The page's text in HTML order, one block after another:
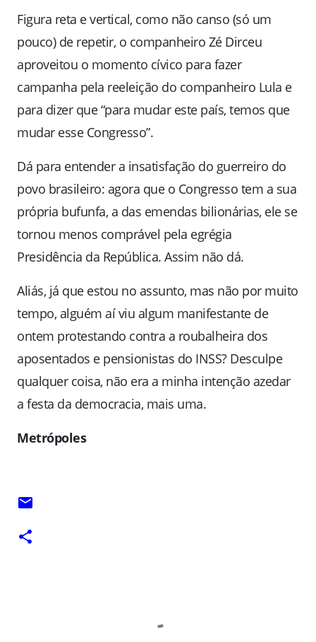
Figura reta e vertical, como não canso (só um
pouco) de repetir, o companheiro Zé Dirceu
aproveitou o momento cívico para fazer
campanha pela reeleição do companheiro Lula e
para dizer que “para mudar este país, temos que
mudar esse Congresso”.
Dá para entender a insatisfação do guerreiro do
povo brasileiro: agora que o Congresso tem a sua
própria bufunfa, a das emendas bilionárias, ele se
tornou menos comprável pela egrégia
Presidência da República. Assim não dá.
Aliás, já que estou no assunto, mas não por muito
tempo, alguém aí viu algum manifestante de
ontem protestando contra a roubalheira dos
aposentados e pensionistas do INSS? Desculpe
qualquer coisa, não era a minha intenção azedar
a festa da democracia, mais uma.
Metrópoles